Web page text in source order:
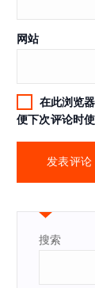
网站
在此浏览
便下次评论时使
搜索